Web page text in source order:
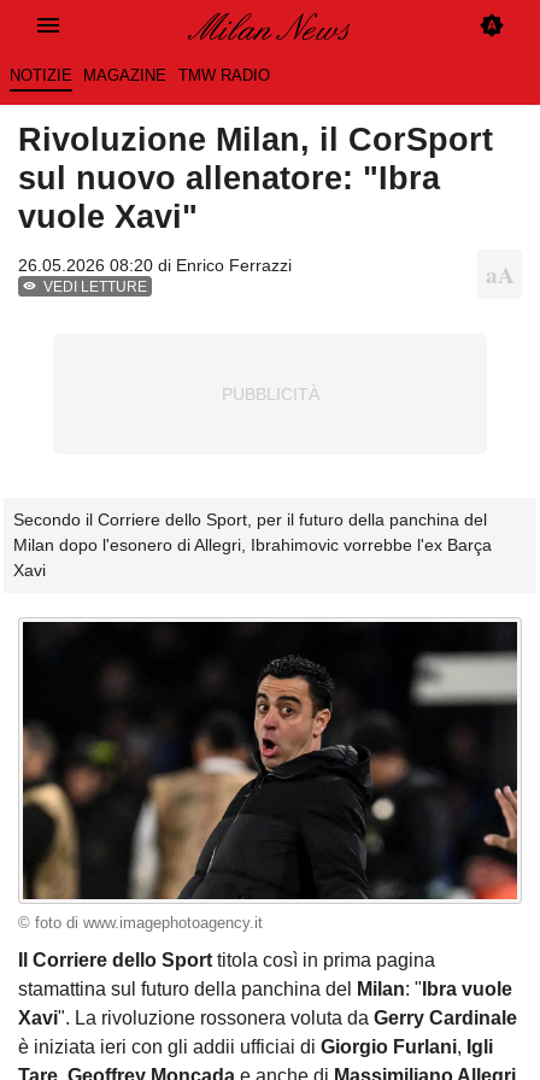
NOTIZIE MAGAZINE TMW RADIO
Rivoluzione Milan, il CorSport
sul nuovo allenatore: "Ibra
vuole Xavi"
26.05.2026 08:20 di Enrico Ferrazzi
VEDI LETTURE
Secondo il Corriere dello Sport, per il futuro della panchina del
Milan dopo l'esonero di Allegri, Ibrahimovic vorrebbe l'ex Barça
Xavi
© foto di www.imagephotoagency.it
Il Corriere dello Sport titola così in prima pagina
stamattina sul futuro della panchina del
Milan: " Ibra vuole
Xavi". La rivoluzione rossonera voluta da Gerry Cardinale
è iniziata ieri con gli addii ufficiai di Giorgio Furlani, Igli